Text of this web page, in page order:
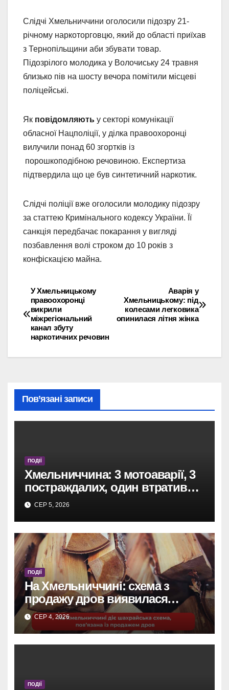
Слідчі Хмельниччини оголосили підозру 21-
річному наркоторговцю, який до області приїхав
з Тернопільщини аби збувати товар.
Підозрілого молодика у Волочиську 24 травня
близько пів на шосту вечора помітили місцеві
поліцейські.
Як повідомляють у секторі комунікації
обласної Нацполіції, у ділка правоохоронці
вилучили понад 60 згортків із
порошкоподібною речовиною. Експертиза
підтвердила що це був синтетичний наркотик.
Слідчі поліції вже оголосили молодику підозру
за статтею Кримінального кодексу України. Її
санкція передбачає покарання у вигляді
позбавлення волі строком до 10 років з
конфіскацією майна.
Навігація
записів
Аварія у
Хмельницькому: під
колесами легковика
опинилася літня жінка
У Хмельницькому
правоохоронці
викрили
міжрегіональний
канал збуту
наркотичних речовин
Пов’язані записи
ПОДІЇ
Хмельниччина: 3 мотоаварії, 3
постраждалих, один втратив
ногу.
СЕР 5, 2026
ПОДІЇ
На Хмельниччині: схема з
продажу дров виявилася
шахрайством.
СЕР 4, 2026
ПОДІЇ